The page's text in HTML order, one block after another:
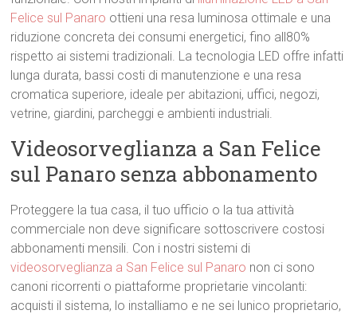
Felice sul Panaro ottieni una resa luminosa ottimale e una
riduzione concreta dei consumi energetici, fino all80%
rispetto ai sistemi tradizionali. La tecnologia LED offre infatti
lunga durata, bassi costi di manutenzione e una resa
cromatica superiore, ideale per abitazioni, uffici, negozi,
vetrine, giardini, parcheggi e ambienti industriali.
Videosorveglianza a San Felice
sul Panaro senza abbonamento
Proteggere la tua casa, il tuo ufficio o la tua attività
commerciale non deve significare sottoscrivere costosi
abbonamenti mensili. Con i nostri sistemi di
videosorveglianza a San Felice sul Panaro non ci sono
canoni ricorrenti o piattaforme proprietarie vincolanti:
acquisti il sistema, lo installiamo e ne sei lunico proprietario,